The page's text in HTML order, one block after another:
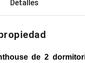
Detalles
de 2